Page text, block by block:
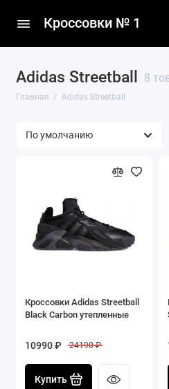
Кроссовки № 1
Adidas Streetball 8
Главная Adidas Streetball
Кроссовки Adidas Streetball
Black Carbon утепленные
10990 ₽ 24190 ₽
Купить